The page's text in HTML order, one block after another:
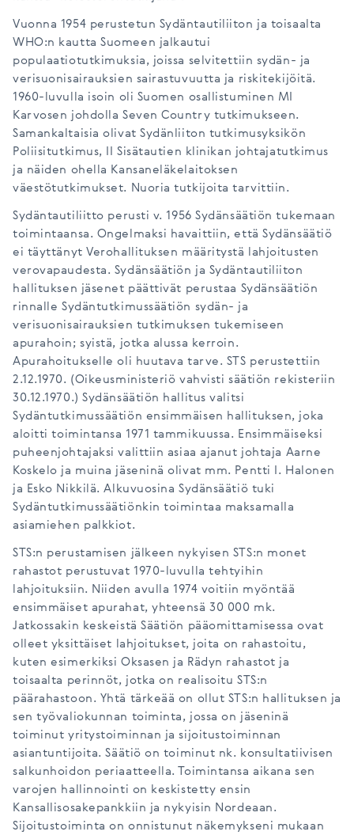
Vuonna 1954 perustetun Sydäntautiliiton ja toisaalta
WHO:n kautta Suomeen jalkautui
populaatiotutkimuksia, joissa selvitettiin sydän- ja
verisuonisairauksien sairastuvuutta ja riskitekijöitä.
1960-luvulla isoin oli Suomen osallistuminen MI
Karvosen johdolla Seven Country tutkimukseen.
Samankaltaisia olivat Sydänliiton tutkimusyksikön
Poliisitutkimus, II Sisätautien klinikan johtajatutkimus
ja näiden ohella Kansaneläkelaitoksen
väestötutkimukset. Nuoria tutkijoita tarvittiin.
Sydäntautiliitto perusti v. 1956 Sydänsäätiön tukemaan
toimintaansa. Ongelmaksi havaittiin, että Sydänsäätiö
ei täyttänyt Verohallituksen määritystä lahjoitusten
verovapaudesta. Sydänsäätiön ja Sydäntautiliiton
hallituksen jäsenet päättivät perustaa Sydänsäätiön
rinnalle Sydäntutkimussäätiön sydän- ja
verisuonisairauksien tutkimuksen tukemiseen
apurahoin; syistä, jotka alussa kerroin.
Apurahoitukselle oli huutava tarve. STS perustettiin
2.12.1970. (Oikeusministeriö vahvisti säätiön rekisteriin
30.12.1970.) Sydänsäätiön hallitus valitsi
Sydäntutkimussäätiön ensimmäisen hallituksen, joka
aloitti toimintansa 1971 tammikuussa. Ensimmäiseksi
puheenjohtajaksi valittiin asiaa ajanut johtaja Aarne
Koskelo ja muina jäseninä olivat mm. Pentti I. Halonen
ja Esko Nikkilä. Alkuvuosina Sydänsäätiö tuki
Sydäntutkimussäätiönkin toimintaa maksamalla
asiamiehen palkkiot.
STS:n perustamisen jälkeen nykyisen STS:n monet
rahastot perustuvat 1970-luvulla tehtyihin
lahjoituksiin. Niiden avulla 1974 voitiin myöntää
ensimmäiset apurahat, yhteensä 30 000 mk.
Jatkossakin keskeistä Säätiön pääomittamisessa ovat
olleet yksittäiset lahjoitukset, joita on rahastoitu,
kuten esimerkiksi Oksasen ja Rädyn rahastot ja
toisaalta perinnöt, jotka on realisoitu STS:n
päärahastoon. Yhtä tärkeää on ollut STS:n hallituksen ja
sen työvaliokunnan toiminta, jossa on jäseninä
toiminut yritystoiminnan ja sijoitustoiminnan
asiantuntijoita. Säätiö on toiminut nk. konsultatiivisen
salkunhoidon periaatteella. Toimintansa aikana sen
varojen hallinnointi on keskistetty ensin
Kansallisosakepankkiin ja nykyisin Nordeaan.
Sijoitustoiminta on onnistunut näkemykseni mukaan